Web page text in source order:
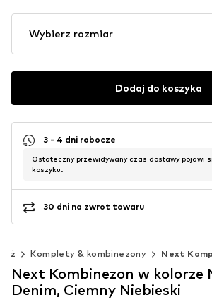
Wybierz rozmiar
Dodaj do koszyka
3 - 4 dni robocze
Ostateczny przewidywany czas dostawy pojawi
koszyku.
30 dni na zwrot towaru
Komplety & kombinezony Next
Next Kombinezon w kolorze
Denim, Ciemny Niebieski